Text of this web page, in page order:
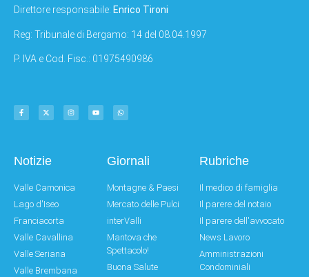
Direttore responsabile: Enrico Tironi
Reg: Tribunale di Bergamo: 14 del 08.04.1997
P. IVA e Cod. Fisc.: 01975490986
Notizie
Valle Camonica
Lago d'Iseo
Franciacorta
Valle Cavallina
Valle Seriana
Valle Brembana
Giornali
Montagne & Paesi
Mercato delle Pulci
interValli
Mantova che
Spettacolo!
Buona Salute
Rubriche
Il medico di famiglia
Il parere del notaio
Il parere dell'avvocato
News Lavoro
Amministrazioni
Condominiali